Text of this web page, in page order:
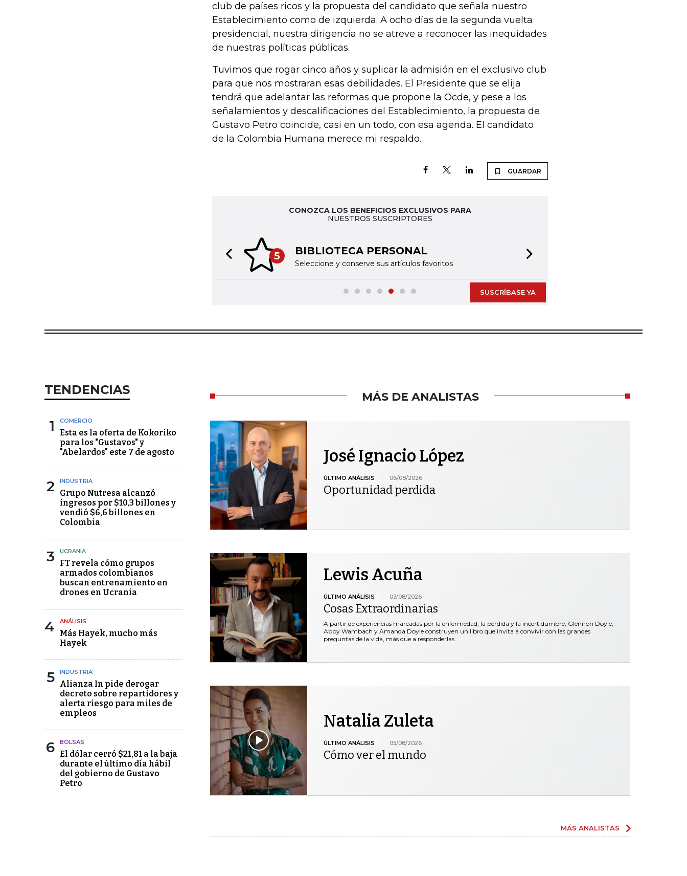
club de países ricos y la propuesta del candidato que señala nuestro
Establecimiento como de izquierda. A ocho días de la segunda vuelta
presidencial, nuestra dirigencia no se atreve a reconocer las inequidades
de nuestras políticas públicas.
Tuvimos que rogar cinco años y suplicar la admisión en el exclusivo club
para que nos mostraran esas debilidades. El Presidente que se elija
tendrá que adelantar las reformas que propone la Ocde, y pese a los
señalamientos y descalificaciones del Establecimiento, la propuesta de
Gustavo Petro coincide, casi en un todo, con esa agenda. El candidato
de la Colombia Humana merece mi respaldo.
GUARDAR
CONOZCA LOS BENEFICIOS EXCLUSIVOS PARA
NUESTROS SUSCRIPTORES
5 BIBLIOTECA PERSONAL
Seleccione y conserve sus artículos favoritos
Previous slide
SUSCRÍBASE YA
TENDENCIAS
1 COMERCIO
Esta es la oferta de Kokoriko
para los "Gustavos" y
"Abelardos" este 7 de agosto
2 INDUSTRIA
Grupo Nutresa alcanzó
ingresos por $10,3 billones y
vendió $6,6 billones en
Colombia
3 UCRANIA
FT revela cómo grupos
armados colombianos
buscan entrenamiento en
drones en Ucrania
4 ANÁLISIS
Más Hayek, mucho más
Hayek
5 INDUSTRIA
Alianza In pide derogar
decreto sobre repartidores y
alerta riesgo para miles de
empleos
6 BOLSAS
El dólar cerró $21,81 a la baja
durante el último día hábil
del gobierno de Gustavo
Petro
MÁS DE ANALISTAS
José Ignacio López
ÚLTIMO ANÁLISIS 06/08/2026
Oportunidad perdida
Lewis Acuña
ÚLTIMO ANÁLISIS 03/08/2026
Cosas Extraordinarias
A partir de experiencias marcadas por la enfermedad, la pérdida y la incertidumbre, Glennon Doyle,
Abby Wambach y Amanda Doyle construyen un libro que invita a convivir con las grandes
preguntas de la vida, más que a responderlas
Natalia Zuleta
ÚLTIMO ANÁLISIS 05/08/2026
Cómo ver el mundo
MÁS ANALISTAS